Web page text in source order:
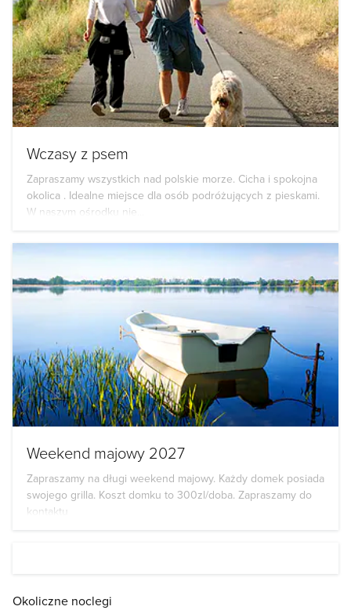
Wczasy z psem
Zapraszamy wszystkich nad polskie morze. Cicha i spokojna
okolica . Idealne miejsce dla osób podróżujących z pieskami.
W naszym ośrodku nie...
Weekend majowy 2027
Zapraszamy na długi weekend majowy. Każdy domek posiada
swojego grilla. Koszt domku to 300zl/doba. Zapraszamy do
kontaktu
Okoliczne noclegi